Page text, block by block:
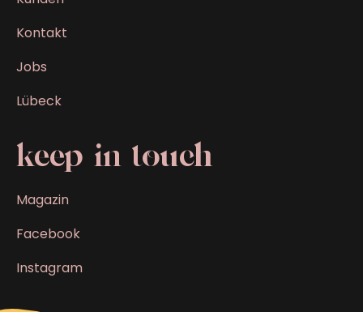
Kontakt
Jobs
Lübeck
keep in touch
Magazin
Facebook
Instagram